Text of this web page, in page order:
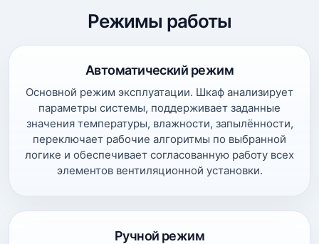
Режимы работы
Автоматический режим
Основной режим эксплуатации. Шкаф анализирует
параметры системы, поддерживает заданные
значения температуры, влажности, запылённости,
переключает рабочие алгоритмы по выбранной
логике и обеспечивает согласованную работу всех
элементов вентиляционной установки.
Ручной режим